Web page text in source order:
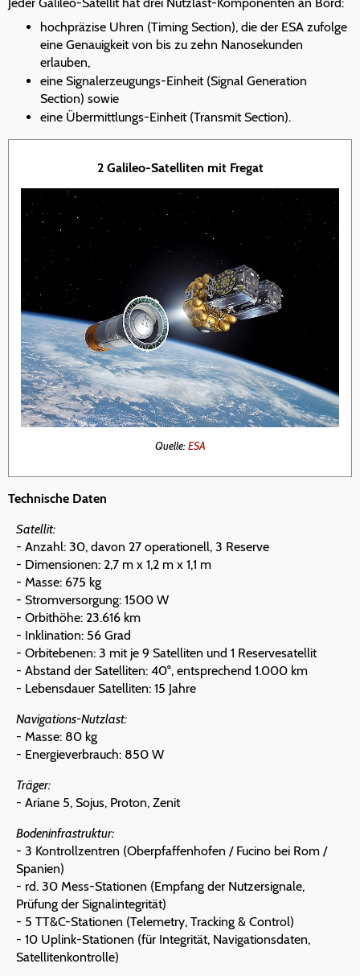
Jeder Galileo-Satellit hat drei Nutzlast-Komponenten an Bord:
hochpräzise Uhren (Timing Section), die der ESA zufolge
eine Genauigkeit von bis zu zehn Nanosekunden
erlauben,
eine Signalerzeugungs-Einheit (Signal Generation
Section) sowie
eine Übermittlungs-Einheit (Transmit Section).
2 Galileo-Satelliten mit Fregat
Quelle:ESA
Technische Daten
Satellit:
- Anzahl: 30, davon 27 operationell, 3 Reserve
- Dimensionen: 2,7 m x 1,2 m x 1,1 m
- Masse: 675 kg
- Stromversorgung: 1500 W
- Orbithöhe: 23.616 km
- Inklination: 56 Grad
- Orbitebenen: 3 mit je 9 Satelliten und 1 Reservesatellit
- Abstand der Satelliten: 40°, entsprechend 1.000 km
- Lebensdauer Satelliten: 15 Jahre
Navigations-Nutzlast:
- Masse: 80 kg
- Energieverbrauch: 850 W
Träger:
- Ariane 5, Sojus, Proton, Zenit
Bodeninfrastruktur:
- 3 Kontrollzentren (Oberpfaffenhofen / Fucino bei Rom /
Spanien)
- rd. 30 Mess-Stationen (Empfang der Nutzersignale,
Prüfung der Signalintegrität)
- 5 TT&C-Stationen (Telemetry, Tracking & Control)
- 10 Uplink-Stationen (für Integrität, Navigationsdaten,
Satellitenkontrolle)